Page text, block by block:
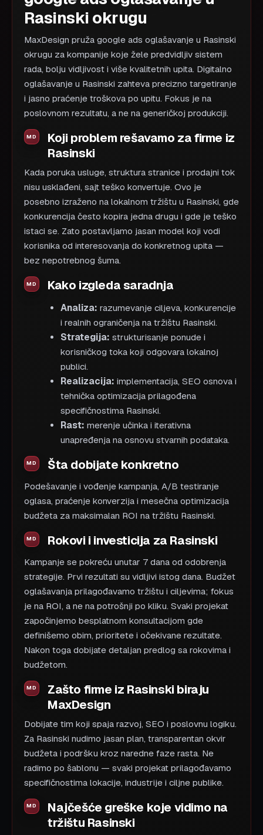
Rasinski okrugu
MaxDesign pruža google ads oglašavanje u Rasinski
okrugu za kompanije koje žele predvidljiv sistem
rada, bolju vidljivost i više kvalitetnih upita. Digitalno
oglašavanje u Rasinski zahteva precizno targetiranje
i jasno praćenje troškova po upitu. Fokus je na
poslovnom rezultatu, a ne na generičkoj produkciji.
Koji problem rešavamo za firme iz
Rasinski
Kada poruka usluge, struktura stranice i prodajni tok
nisu usklađeni, sajt teško konvertuje. Ovo je
posebno izraženo na lokalnom tržištu u Rasinski, gde
konkurencija često kopira jedna drugu i gde je teško
istaci se. Zato postavljamo jasan model koji vodi
korisnika od interesovanja do konkretnog upita —
bez nepotrebnog šuma.
Kako izgleda saradnja
Analiza: razumevanje ciljeva, konkurencije
i realnih ograničenja na tržištu Rasinski.
Strategija: strukturisanje ponude i
korisničkog toka koji odgovara lokalnoj
publici.
Realizacija: implementacija, SEO osnova i
tehnička optimizacija prilagođena
specifičnostima Rasinski.
Rast: merenje učinka i iterativna
unapređenja na osnovu stvarnih podataka.
Šta dobijate konkretno
Podešavanje i vođenje kampanja, A/B testiranje
oglasa, praćenje konverzija i mesečna optimizacija
budžeta za maksimalan ROI na tržištu Rasinski.
Rokovi i investicija za Rasinski
Kampanje se pokreću unutar 7 dana od odobrenja
strategije. Prvi rezultati su vidljivi istog dana. Budžet
oglašavanja prilagođavamo tržištu i ciljevima; fokus
je na ROI, a ne na potrošnji po kliku. Svaki projekat
započinjemo besplatnom konsultacijom gde
definišemo obim, prioritete i očekivane rezultate.
Nakon toga dobijate detaljan predlog sa rokovima i
budžetom.
Zašto firme iz Rasinski biraju
MaxDesign
Dobijate tim koji spaja razvoj, SEO i poslovnu logiku.
Za Rasinski nudimo jasan plan, transparentan okvir
budžeta i podršku kroz naredne faze rasta. Ne
radimo po šablonu — svaki projekat prilagođavamo
specifičnostima lokacije, industrije i ciljne publike.
Najčešće greške koje vidimo na
tržištu Rasinski